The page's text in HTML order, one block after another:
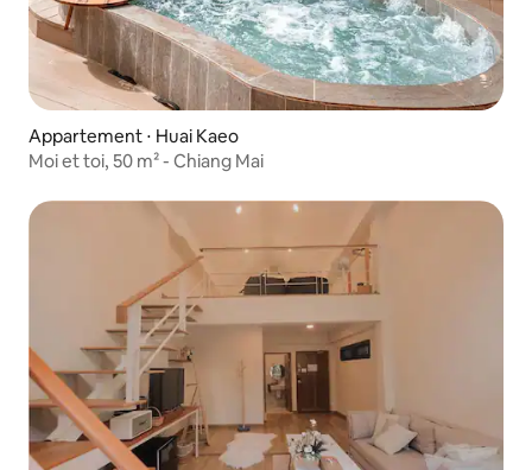
Appartement ⋅ Huai Kaeo
Moi et toi, 50 m² - Chiang Mai